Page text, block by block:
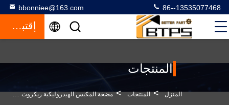
bbonniee@163.com 86--13535077468
إقتباس
المنتجات
المنزل > المنتجات > مضخة المكبس الهيدروليكية ريكروث >